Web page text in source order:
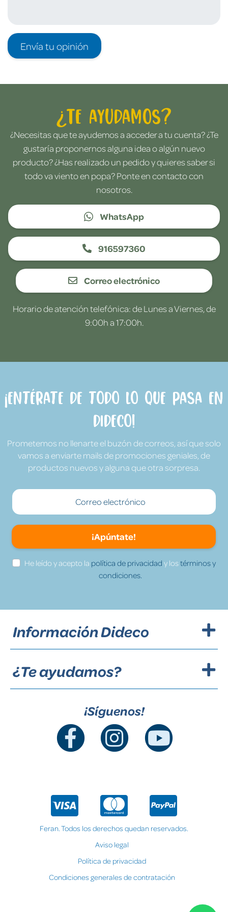
Envía tu opinión
¿Te ayudamos?
¿Necesitas que te ayudemos a acceder a tu cuenta? ¿Te
gustaría proponernos alguna idea o algún nuevo
producto? ¿Has realizado un pedido y quieres saber si
todo va viento en popa? Ponte en contacto con
nosotros.
WhatsApp
916597360
Correo electrónico
Horario de atención telefónica: de Lunes a Viernes, de
9:00h a 17:00h.
¡Entérate de todo lo que pasa en
Dideco!
Prometemos no llenarte el buzón de correos, así que solo
vamos a enviarte mails de promociones geniales, de
productos nuevos y alguna que otra sorpresa.
¡Apúntate!
He leído y acepto la política de privacidad y lostérminos y
condiciones.
Información Dideco
¿Te ayudamos?
¡Síguenos!
Feran. Todos los derechos quedan reservados.
Aviso legal
Política de privacidad
Condiciones generales de contratación